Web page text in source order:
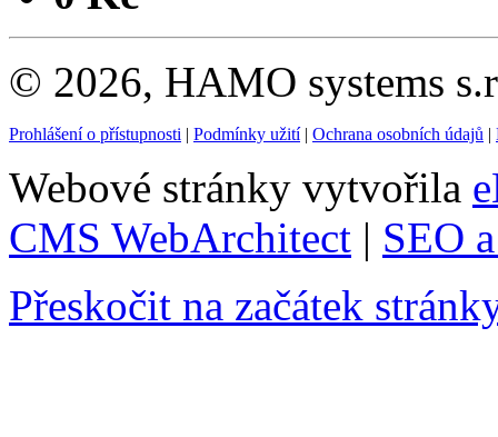
© 2026, HAMO systems
Prohlášení o přístupnosti | Podmínky užití| Ochrana osobních údajů |
Webové stránky vytvořila
CMS WebArchitect | SEO
Přeskočit na začátek